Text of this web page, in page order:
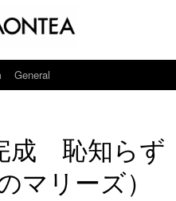
General
成 恥知らず
マリーズ）